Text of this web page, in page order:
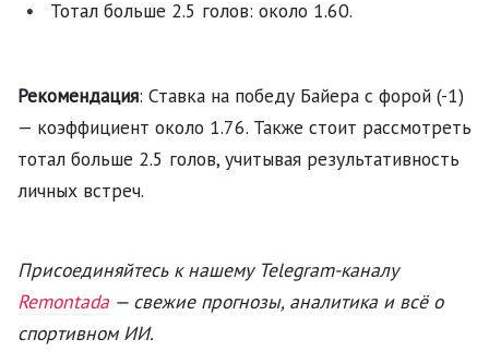
Тотал больше 2.5 голов: около 1.60.
Рекомендация: Ставка на победу Байера с форой (-1)
— коэффициент около 1.76. Также стоит рассмотреть
тотал больше 2.5 голов, учитывая результативность
личных встреч.
Присоединяйтесь к нашему Telegram-каналу
Remontada — свежие прогнозы, аналитика и всё о
спортивном ИИ.